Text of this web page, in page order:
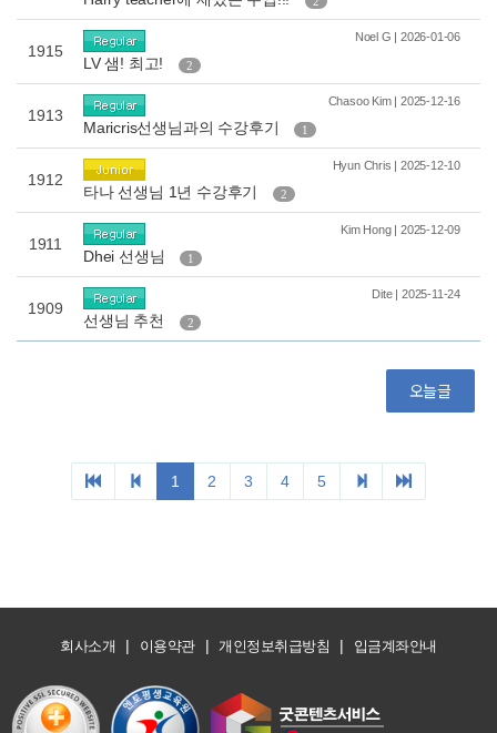
회사소개 | 이용약관 | 개인정보취급방침 | 입금계좌안내